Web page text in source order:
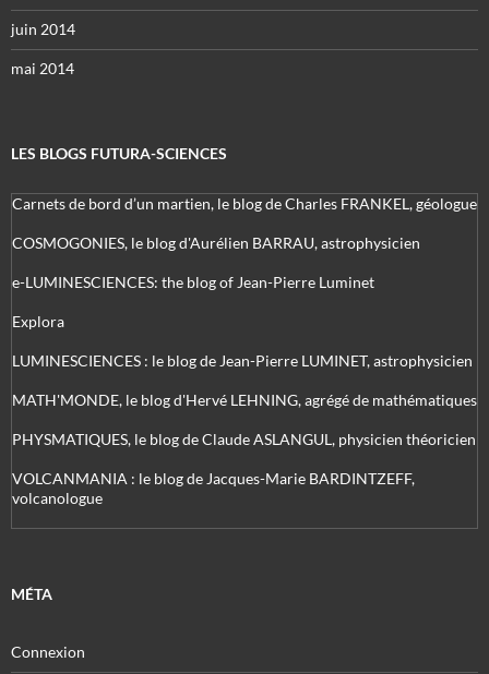
juin 2014
mai 2014
LES BLOGS FUTURA-SCIENCES
Carnets de bord d’un martien, le blog de Charles FRANKEL, géologue
COSMOGONIES, le blog d'Aurélien BARRAU, astrophysicien
e-LUMINESCIENCES: the blog of Jean-Pierre Luminet
Explora
LUMINESCIENCES : le blog de Jean-Pierre LUMINET, astrophysicien
MATH'MONDE, le blog d'Hervé LEHNING, agrégé de mathématiques
PHYSMATIQUES, le blog de Claude ASLANGUL, physicien théoricien
VOLCANMANIA : le blog de Jacques-Marie BARDINTZEFF,
volcanologue
MÉTA
Connexion